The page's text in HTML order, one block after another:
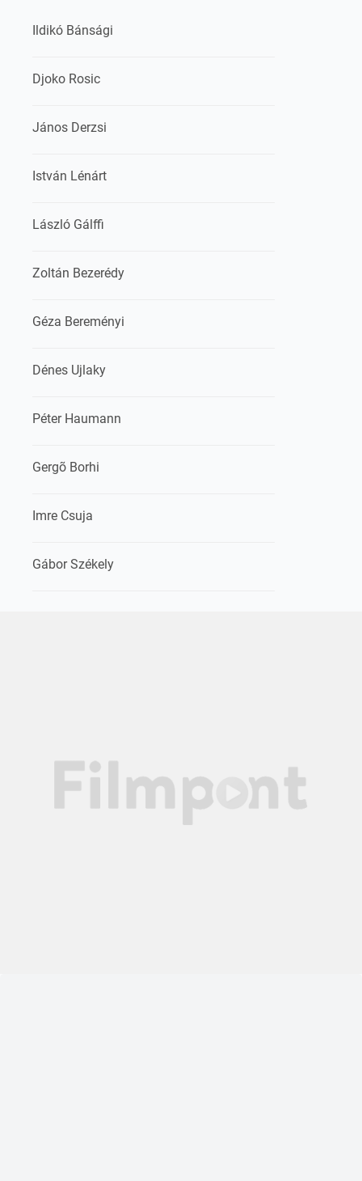
Ildikó Bánsági
Djoko Rosic
János Derzsi
István Lénárt
László Gálffi
Zoltán Bezerédy
Géza Bereményi
Dénes Ujlaky
Péter Haumann
Gergõ Borhi
Imre Csuja
Gábor Székely